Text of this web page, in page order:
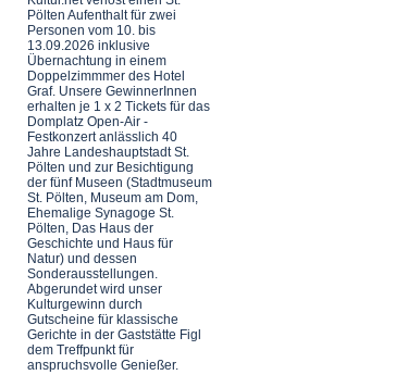
Pölten Aufenthalt für zwei
Personen vom 10. bis
13.09.2026 inklusive
Übernachtung in einem
Doppelzimmmer des Hotel
Graf. Unsere GewinnerInnen
erhalten je 1 x 2 Tickets für das
Domplatz Open-Air -
Festkonzert anlässlich 40
Jahre Landeshauptstadt St.
Pölten und zur Besichtigung
der fünf Museen (Stadtmuseum
St. Pölten, Museum am Dom,
Ehemalige Synagoge St.
Pölten, Das Haus der
Geschichte und Haus für
Natur) und dessen
Sonderausstellungen.
Abgerundet wird unser
Kulturgewinn durch
Gutscheine für klassische
Gerichte in der Gaststätte Figl
dem Treffpunkt für
anspruchsvolle Genießer.